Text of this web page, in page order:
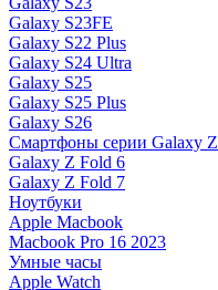
Galaxy S23FE
Galaxy S22 Plus
Galaxy S24 Ultra
Galaxy S25
Galaxy S25 Plus
Galaxy S26
Смартфоны серии Galaxy Z
Galaxy Z Fold 6
Galaxy Z Fold 7
Ноутбуки
Apple Macbook
Macbook Pro 16 2023
Умные часы
Apple Watch